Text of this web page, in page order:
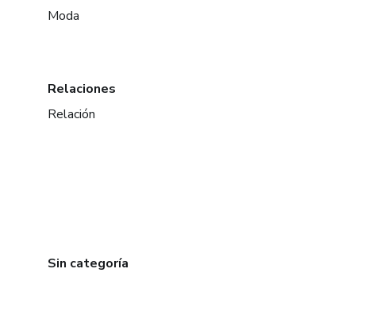
Moda
Relaciones
Relación
Sin categoría